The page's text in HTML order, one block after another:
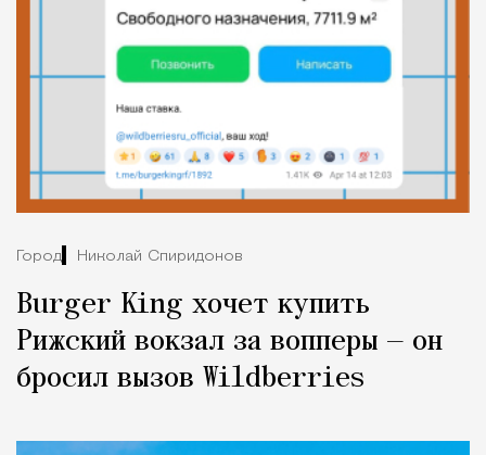
Город Николай Спиридонов
Burger King хочет купить
Рижский вокзал за вопперы — он
бросил вызов Wildberries